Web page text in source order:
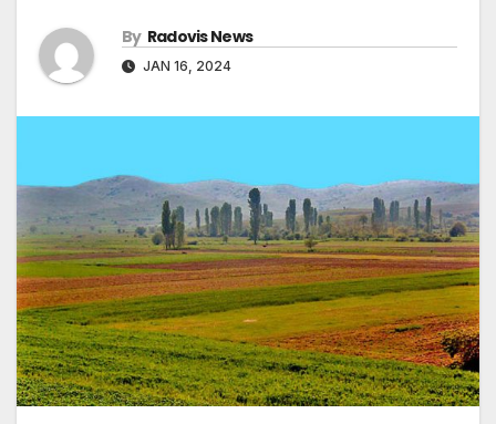
By Radovis News
JAN 16, 2024